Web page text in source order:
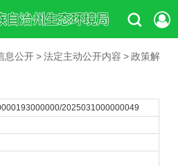
息公开 > 法定主动公开内容 > 政策解
2025031000000049